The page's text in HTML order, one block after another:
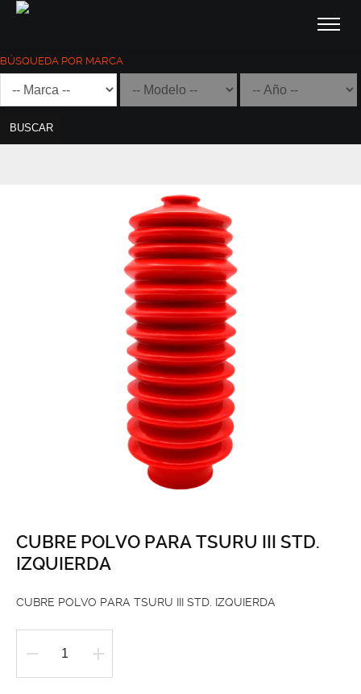
BÚSQUEDA POR MARCA
BUSCAR
CUBRE POLVO PARA TSURU III STD.
IZQUIERDA
CUBRE POLVO PARA TSURU III STD. IZQUIERDA
CUBRE